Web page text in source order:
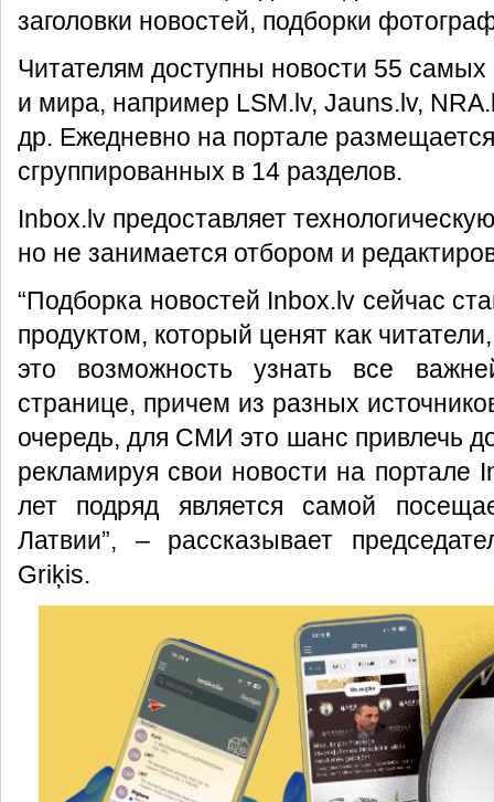
заголовки новостей, подборки
Читателям доступны новости 55
и мира, например LSM.lv, Jauns.lv,
др. Ежедневно на портале
сгруппированных в 14 разделов.
Inbox.lv предоставляет
но не занимается отбором и
“Подборка новостей Inbox.lv сейчас
продуктом, который ценят как
это возможность узнать все
странице, причем из разных
очередь, для СМИ это шанс привлечь
рекламируя свои новости на портале
лет подряд является самой
Латвии”, – рассказывает
Griķis.